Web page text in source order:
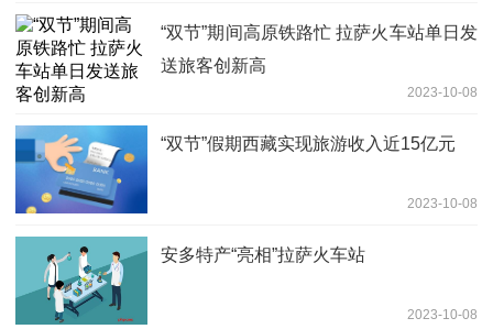
“双节”期间高原铁路忙 拉萨火车站单日发
送旅客创新高
2023-10-08
“双节”假期西藏实现旅游收入近15亿元
2023-10-08
安多特产“亮相”拉萨火车站
2023-10-08